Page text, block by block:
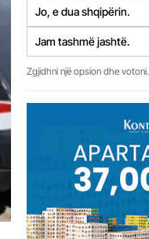
Jo, e dua shqipërin.
Jam tashmë jashtë.
Zgjidhni një opsion dhe votoni.